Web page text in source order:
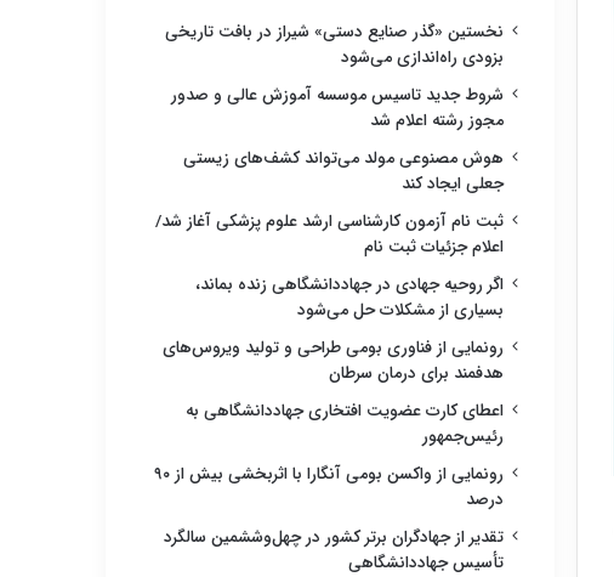
نخستین «گذر صنایع دستی» شیراز در بافت تاریخی
بزودی راه‌اندازی می‌شود
شروط جدید تاسیس موسسه آموزش عالی و صدور
مجوز رشته اعلام شد
هوش مصنوعی مولد می‌تواند کشف‌های زیستی
جعلی ایجاد کند
ثبت نام آزمون کارشناسی ارشد علوم پزشکی آغاز شد/
اعلام جزئیات ثبت نام
اگر روحیه جهادی در جهاددانشگاهی زنده بماند،
بسیاری از مشکلات حل می‌شود
رونمایی از فناوری بومی طراحی و تولید ویروس‌های
هدفمند برای درمان سرطان
اعطای کارت عضویت افتخاری جهاددانشگاهی به
رئیس‌جمهور
رونمایی از واکسن بومی آنگارا با اثربخشی بیش از ۹۰
درصد
تقدیر از جهادگران برتر کشور در چهل‌وششمین سالگرد
تأسیس جهاددانشگاهی